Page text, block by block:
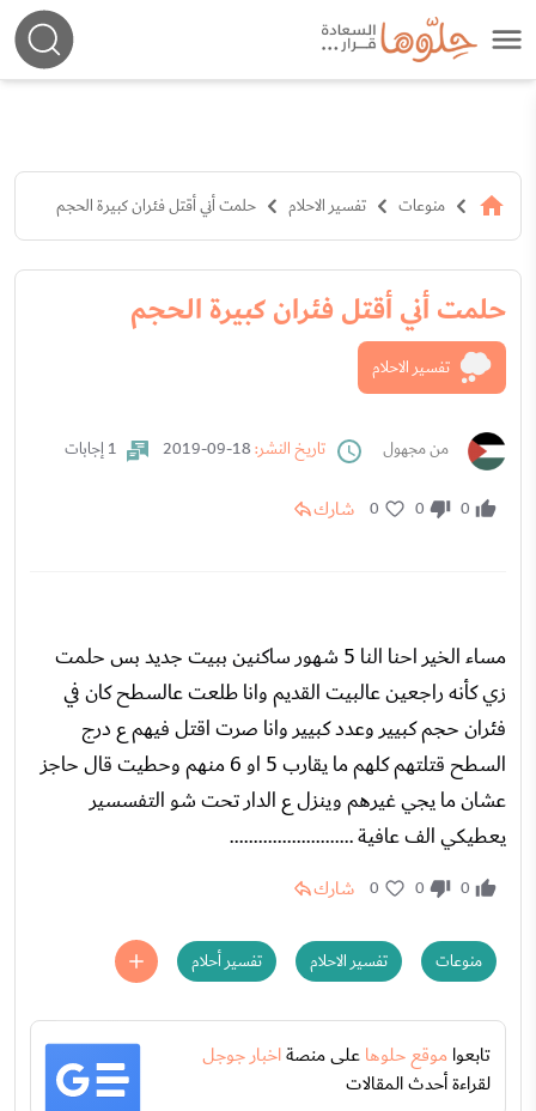
منوعات تفسير الاحلام حلمت أني أقتل فئران كبيرة الحجم
حلمت أني أقتل فئران كبيرة الحجم
تفسير الاحلام
من مجهول تاريخ النشر: 1 إجابات
0
0
0 شارك
مساء الخير احنا النا 5 شهور ساكنين ببيت جديد بس حلمت
زي كأنه راجعين عالبيت القديم وانا طلعت عالسطح كان في
فئران حجم كبيير وعدد كبيير وانا صرت اقتل فيهم ع درج
السطح قتلتهم كلهم ما يقارب 5 او 6 منهم وحطيت قال حاجز
عشان ما يجي غيرهم وينزل ع الدار تحت شو التفسسير
يعطيكي الف عافية ..........................
0
0
0 شارك
منوعات تفسير الاحلام تفسير أحلام
تابعواموقع حلوهاعلى منصةاخبار جوجل
لقراءة أحدث المقالات